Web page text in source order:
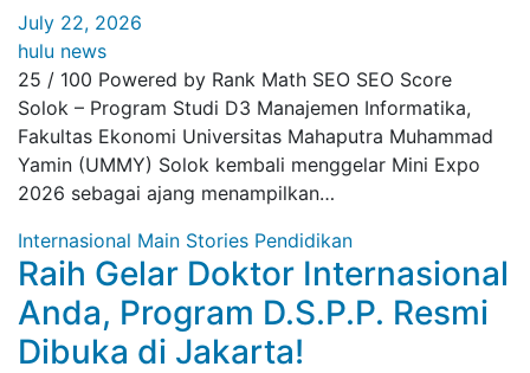
July 22, 2026
hulu news
25 / 100 Powered by Rank Math SEO SEO Score
Solok – Program Studi D3 Manajemen Informatika,
Fakultas Ekonomi Universitas Mahaputra Muhammad
Yamin (UMMY) Solok kembali menggelar Mini Expo
2026 sebagai ajang menampilkan…
Internasional Main Stories Pendidikan
Raih Gelar Doktor Internasional
Anda, Program D.S.P.P. Resmi
Dibuka di Jakarta!